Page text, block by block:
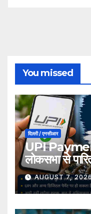
You missed
दिल्ली / एनसीआर
UPI
लोकसभा से
भुगतान पर लग
AUGUST 7,